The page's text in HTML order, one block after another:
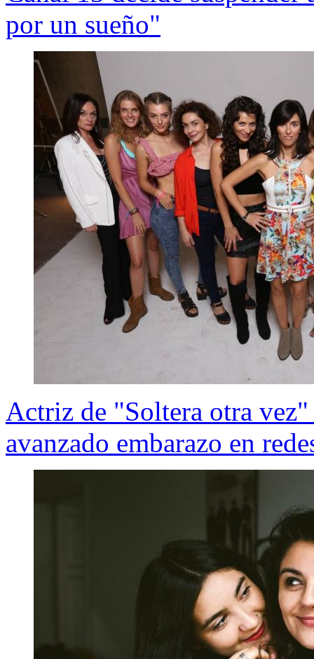
por un sueño"
Actriz de "Soltera otra
avanzado embarazo en